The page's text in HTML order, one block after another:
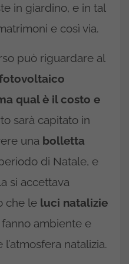
in giardino, e in tal
e così via.
può riguardare al
qual è il costo e
sarà capitato in
una bolletta
di Natale, e
si accettava
che le luci natalizie
ambiente e
natalizia.